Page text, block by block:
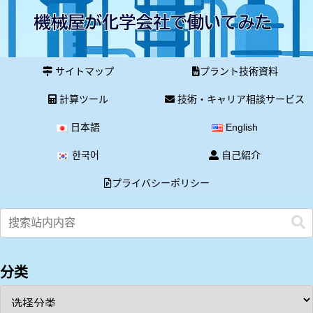
サイトマップ プラント技術資料
計算ツール 技術・キャリア相談サービス
日本語 English
한국어 自己紹介
プライバシーポリシー
分类